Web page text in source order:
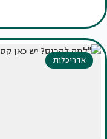
אדריכלות